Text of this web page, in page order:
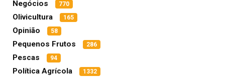
Negócios 770
Olivicultura 165
Opinião 58
Pequenos Frutos 286
Pescas 94
Política Agrícola 1332